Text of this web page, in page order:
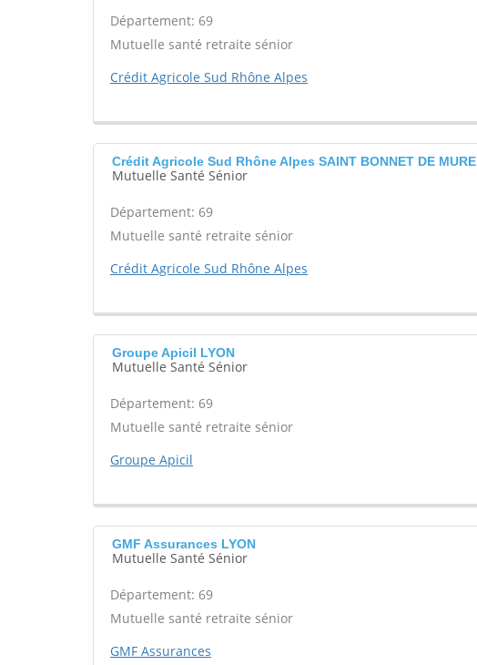
Département: 69
Mutuelle santé retraite sénior
Crédit Agricole Sud Rhône Alpes
Crédit Agricole Sud Rhône Alpes SAINT BONNET DE MURE
Mutuelle Santé Sénior
Département: 69
Mutuelle santé retraite sénior
Crédit Agricole Sud Rhône Alpes
Groupe Apicil LYON
Mutuelle Santé Sénior
Département: 69
Mutuelle santé retraite sénior
Groupe Apicil
GMF Assurances LYON
Mutuelle Santé Sénior
Département: 69
Mutuelle santé retraite sénior
GMF Assurances